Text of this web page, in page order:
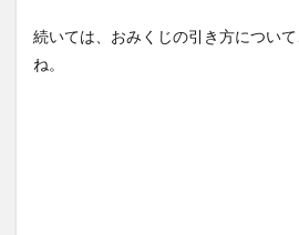
続いては、おみくじの引き方につい
ね。